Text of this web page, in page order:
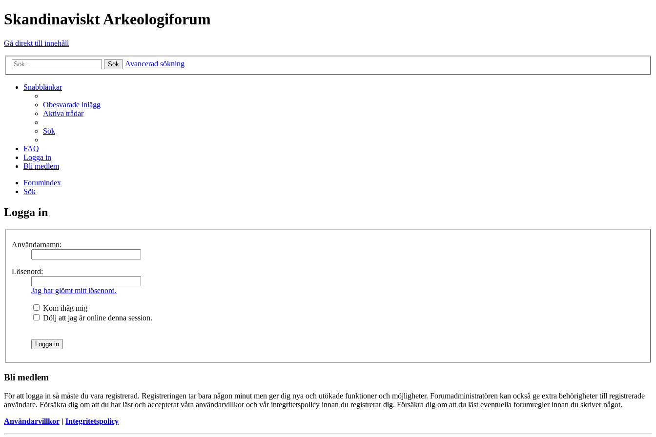
Skandinaviskt Arkeologiforum
Gå direkt till innehåll
Sök Avancerad sökning
Snabblänkar
Obesvarade inlägg
Aktiva trådar
Sök
FAQ
Logga in
Bli medlem
Forumindex
Sök
Logga in
Användarnamn:
Lösenord:
Jag har glömt mitt lösenord.
Kom ihåg mig
Dölj att jag är online denna session.
Bli medlem
För att logga in så måste du vara registrerad. Registreringen tar bara någon minut men ger dig nya och utökade funktioner och möjligheter. Forumadministratören kan också ge extra behörigheter till registrerade
användare. Försäkra dig om att du har läst och accepterat våra användarvillkor och vår integritetspolicy innan du registrerar dig. Försäkra dig om att du läst eventuella forumregler innan du skriver något.
Användarvillkor | Integritetspolicy